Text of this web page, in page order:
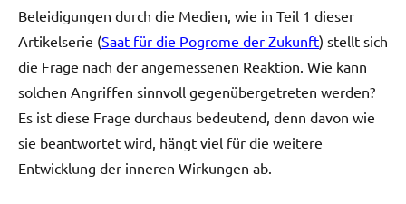
Beleidigungen durch die Medien, wie in Teil 1 dieser
Artikelserie (Saat für die Pogrome der Zukunft) stellt sich
die Frage nach der angemessenen Reaktion. Wie kann
solchen Angriffen sinnvoll gegenübergetreten werden?
Es ist diese Frage durchaus bedeutend, denn davon wie
sie beantwortet wird, hängt viel für die weitere
Entwicklung der inneren Wirkungen ab.